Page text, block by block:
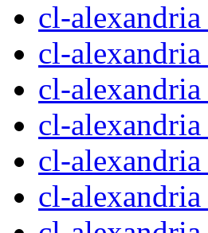
cl-
cl-
cl-
cl-
cl-
cl-